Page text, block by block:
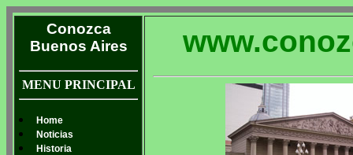
Conozca
Buenos Aires
MENU PRINCIPAL
Home
Noticias
Historia